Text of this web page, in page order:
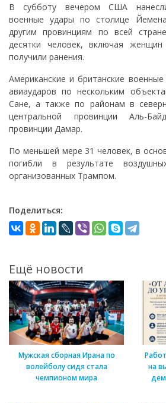
В субботу вечером США
военные удары по столице
другим провинциям по всей
десятки человек, включая
получили ранения.
Американские и британские
авиаударов по нескольким
Сане, а также по районам в
центральной провинции Аль-
провинции Дамар.
По меньшей мере 31 человек, в
погибли в результате
организованных Трампом.
Поделиться:
Ещё новости
Мужская сборная Ирана по
волейболу сидя стала
чемпионом мира
на